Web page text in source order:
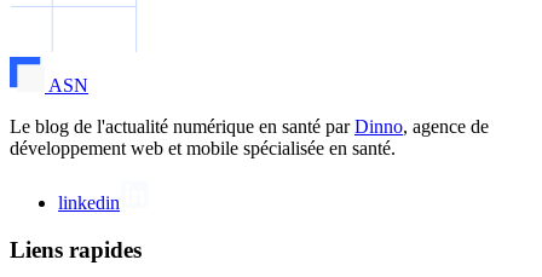
ASN
Le blog de l'actualité numérique en santé parDinno, agence de
développement web et mobile spécialisée en santé.
linkedin
Liens rapides